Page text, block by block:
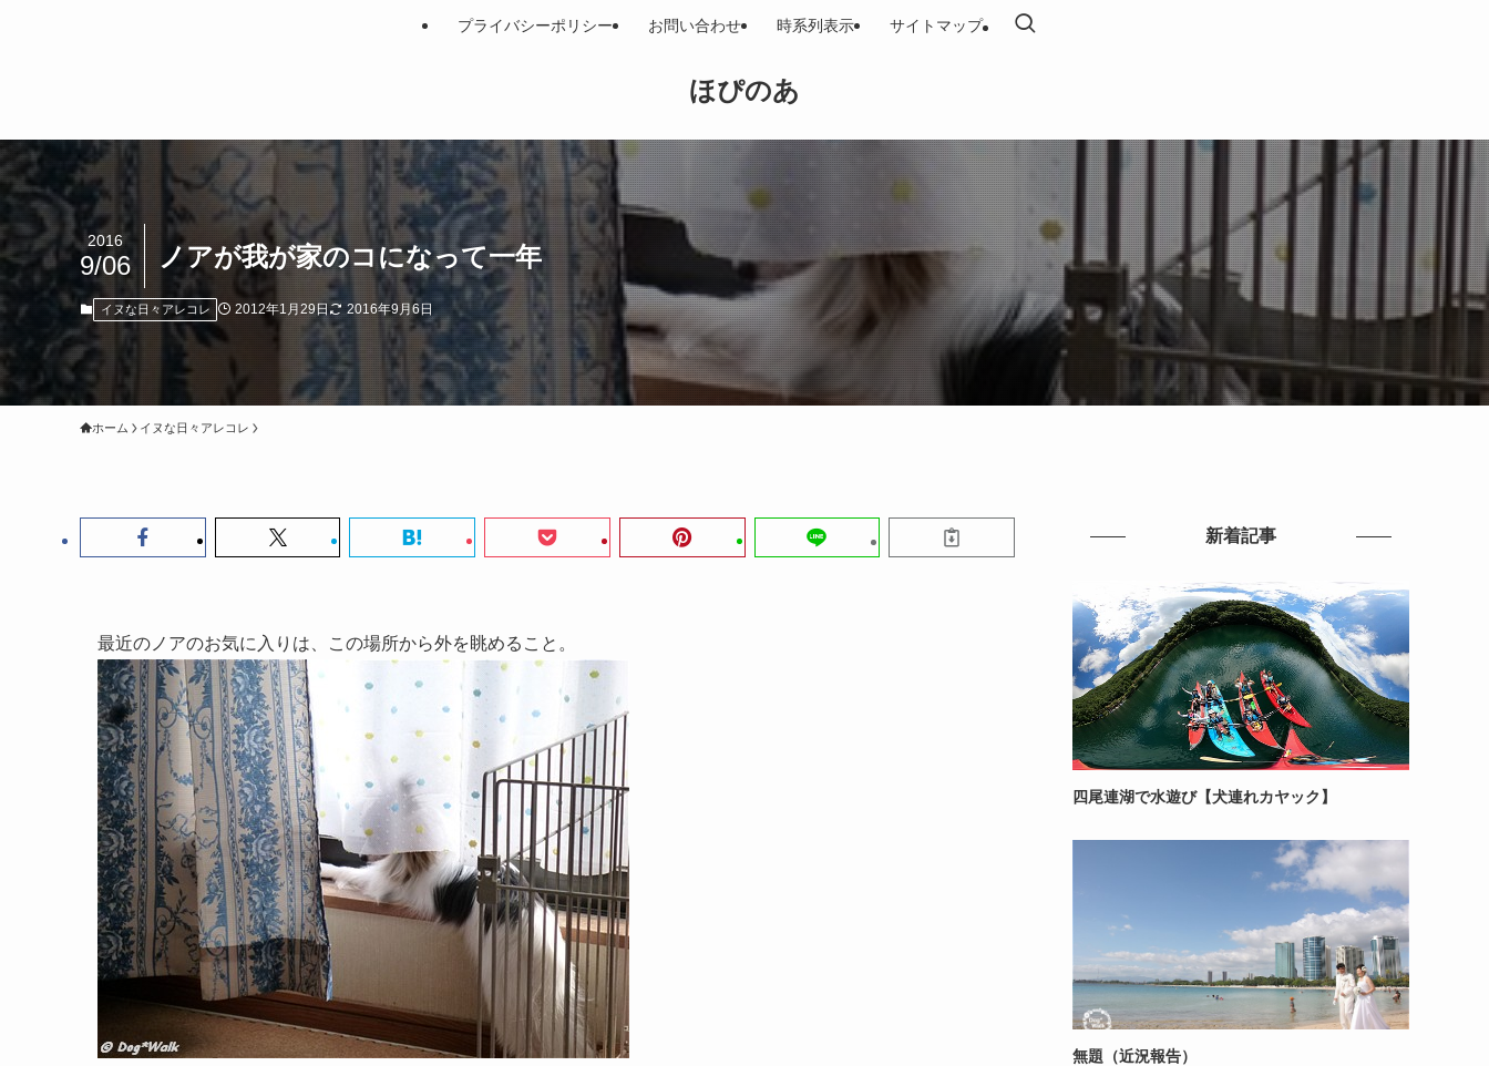
ほぴのあ
プライバシーポリシー お問い合わせ 時系列表示 サイトマップ
ノアが我が家のコになって一年
2016
9/06
イヌな日々アレコレ 2012年1月29日 2016年9月6日
ホーム イヌな日々アレコレ
最近のノアのお気に入りは、この場所から外を眺めること。
新着記事
四尾連湖で水遊び【犬連れカヤック】
無題（近況報告）